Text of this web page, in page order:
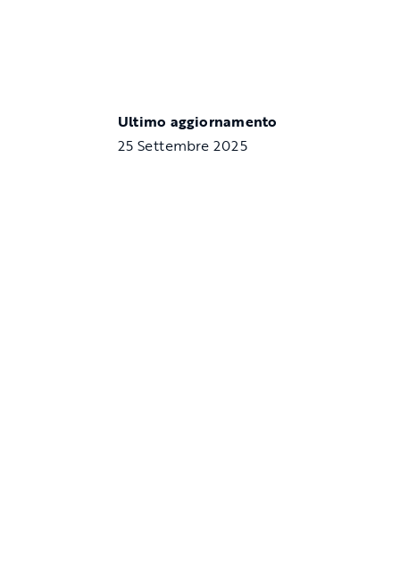
Ultimo aggiornamento
25 Settembre 2025